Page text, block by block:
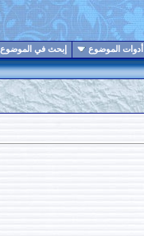
أدوات الموضوع إبحث في الموضوع